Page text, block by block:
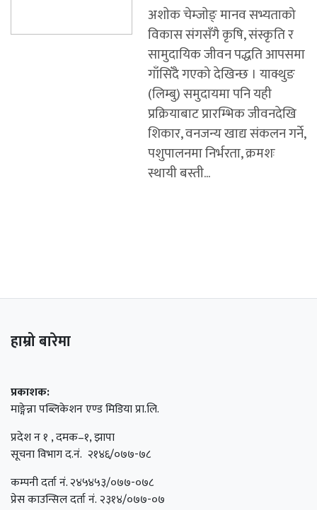
अशाेक चेम्जाेङ् मानव सभ्यताको
विकास संगसँगै कृषि, संस्कृति र
सामुदायिक जीवन पद्धति आपसमा
गाँसिँदै गएको देखिन्छ । याक्थुङ
(लिम्बु) समुदायमा पनि यही
प्रक्रियाबाट प्रारम्भिक जीवनदेखि
शिकार, वनजन्य खाद्य संकलन गर्ने,
पशुपालनमा निर्भरता, क्रमशः
स्थायी बस्ती...
हाम्रो बारेमा
प्रकाशक:
माङ्गेन्ना पब्लिकेशन एण्ड मिडिया प्रा.लि.
प्रदेश न १ , दमक–१, झापा
सूचना विभाग द.नं. २१४६/०७७-७८
कम्पनी दर्ता नं. २४५४५३/०७७-०७८
प्रेस काउन्सिल दर्ता नं. २३१४/०७७-०७